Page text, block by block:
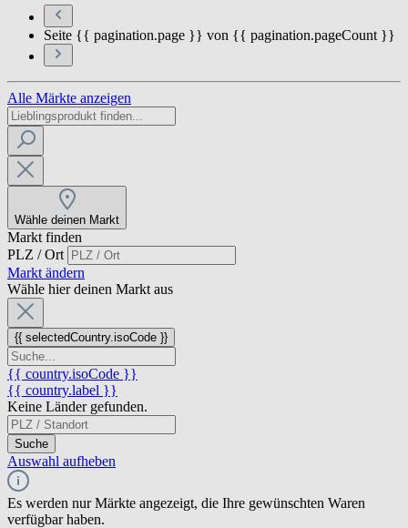
Seite {{ pagination.page }} von {{ pagination.pageCount }}
Alle Märkte anzeigen
Wähle deinen Markt
Markt finden
PLZ / Ort
Markt ändern
Wähle hier deinen Markt aus
{{ selectedCountry.isoCode }}
{{ country.isoCode }}
{{ country.label }}
Keine Länder gefunden.
Suche
Auswahl aufheben
Es werden nur Märkte angezeigt, die Ihre gewünschten Waren
verfügbar haben.